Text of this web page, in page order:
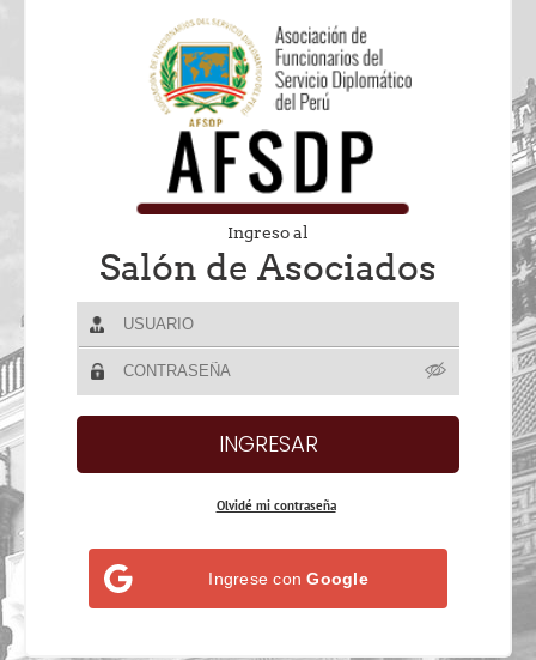
Ingreso al
Salón de Asociados
Olvidé mi contraseña
Ingrese conGoogle